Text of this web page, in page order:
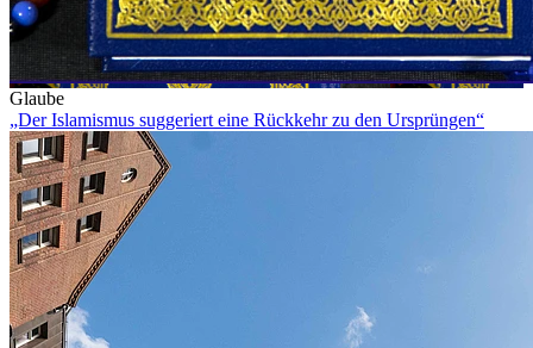
Glaube
„Der Islamismus suggeriert eine Rückkehr zu den Ursprüngen“